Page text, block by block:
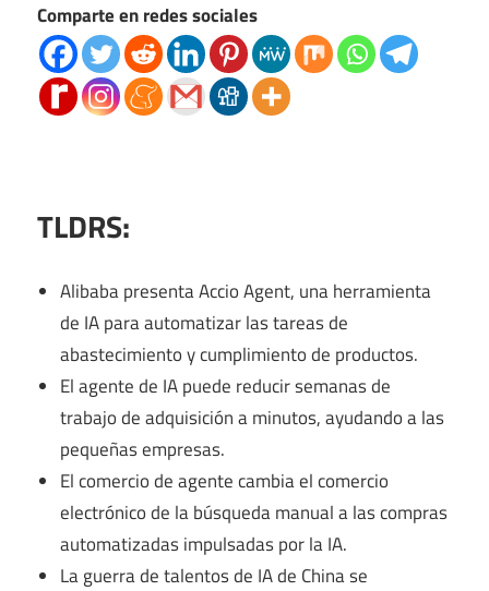
Comparte en redes sociales
TLDRS:
Alibaba presenta Accio Agent, una herramienta
de IA para automatizar las tareas de
abastecimiento y cumplimiento de productos.
El agente de IA puede reducir semanas de
trabajo de adquisición a minutos, ayudando a las
pequeñas empresas.
El comercio de agente cambia el comercio
electrónico de la búsqueda manual a las compras
automatizadas impulsadas por la IA.
La guerra de talentos de IA de China se